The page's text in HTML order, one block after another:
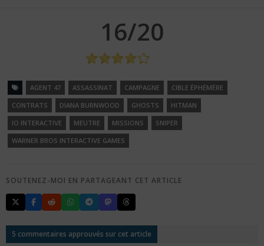
16/20
AGENT 47 ASSASSINAT CAMPAGNE
CIBLE ÉPHÉMÈRE
CONTRATS
DIANA BURNWOOD GHOSTS
HITMAN
IO INTERACTIVE
MEUTRE MISSIONS
SNIPER
WARNER BROS INTERACTIVE GAMES
SOUTENEZ-MOI EN PARTAGEANT CET ARTICLE
5 commentaires approuvés sur cet article